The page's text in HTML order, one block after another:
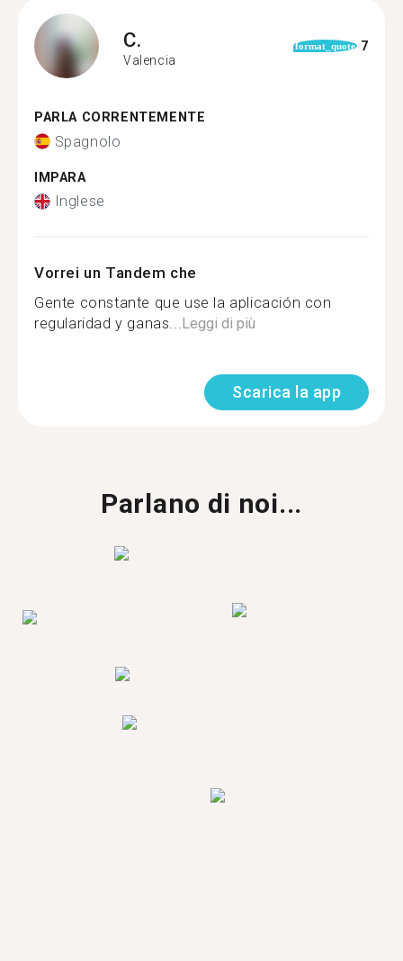
C.
Valencia
format_quote 7
PARLA CORRENTEMENTE
Spagnolo
IMPARA
Inglese
Vorrei un Tandem che
Gente constante que use la aplicación con
regularidad y ganas...Leggi di più
Scarica la app
Parlano di noi...